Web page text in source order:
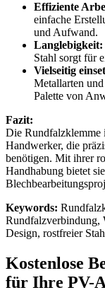
Effiziente
einfache
und Aufwand.
Langlebigkeit:
Stahl sorgt für
Vielseitig
Metallarten
Palette von
Fazit:
Die Rundfalzklemme
Handwerker, die
benötigen. Mit ihrer
Handhabung bietet
Keywords:
Rundfalzverbindung,
Design, rostfreier
Kostenlose
für Ihre PV-